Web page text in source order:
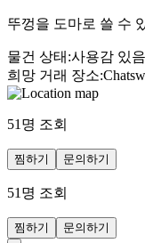
뚜껑을 도마로 쓸 수
물건 상태 :사용감 있음
희망 거래 장소:
51 명 조회
찜하기 문의하기
51 명 조회
찜하기 문의하기